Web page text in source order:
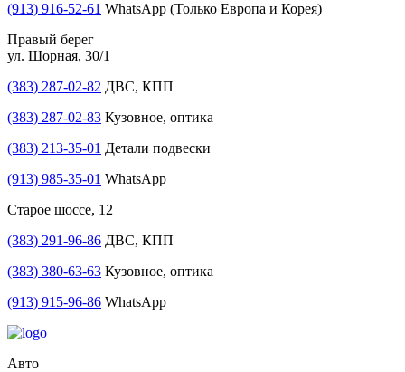
(913) 916-52-61 WhatsApp (Только Европа и Корея)
Правый берег
ул. Шорная, 30/1
(383) 287-02-82 ДВС, КПП
(383) 287-02-83 Кузовное, оптика
(383) 213-35-01 Детали подвески
(913) 985-35-01 WhatsApp
Старое шоссе, 12
(383) 291-96-86 ДВС, КПП
(383) 380-63-63 Кузовное, оптика
(913) 915-96-86 WhatsApp
Авто